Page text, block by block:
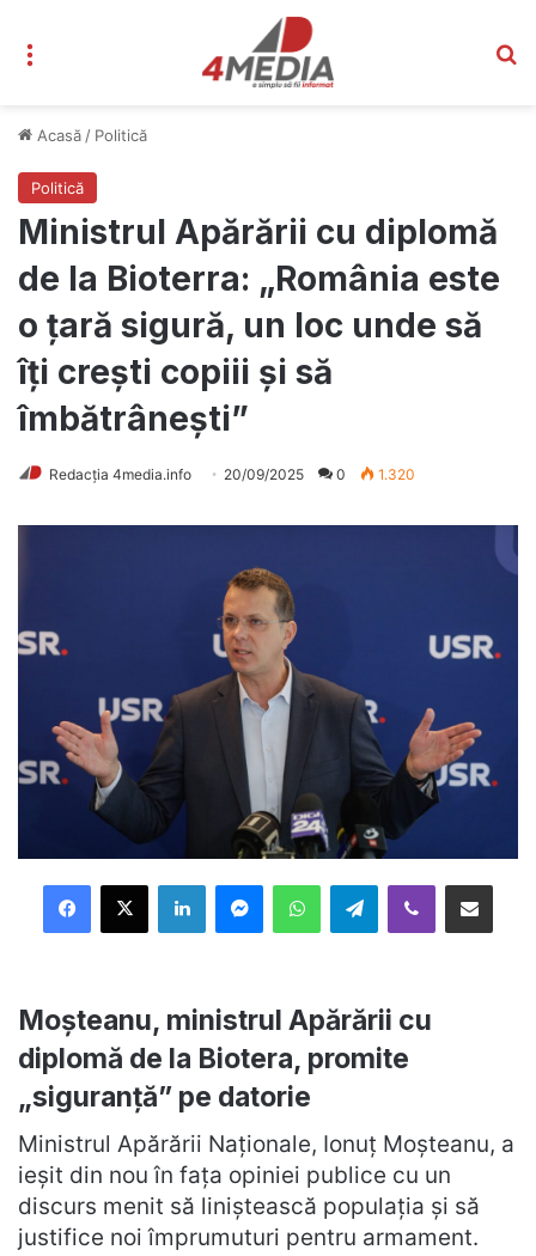
Acasă / Politică
Politică
Ministrul Apărării cu diplomă
de la Bioterra: „România este
o ţară sigură, un loc unde să
îţi creşti copiii şi să
îmbătrâneşti”
Redacția 4media.info 20/09/2025 0 1.320
Facebook
X LinkedInMessengerWhatsAppTelegramViber Distribuie prin mail
Moșteanu, ministrul Apărării cu
diplomă de la Biotera, promite
„siguranță” pe datorie
Ministrul Apărării Naționale, Ionuț Moșteanu, a
ieșit din nou în fața opiniei publice cu un
discurs menit să liniștească populația și să
justifice noi împrumuturi pentru armament.